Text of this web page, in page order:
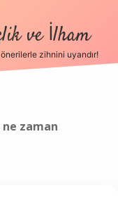
ve İlham
zihnini uyandır!
ne zaman